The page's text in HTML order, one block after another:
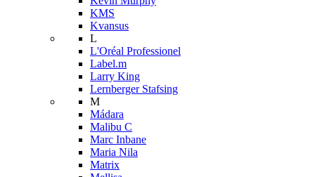
KMS
Kvansus
L
L'Oréal Professionel
Label.m
Larry King
Lernberger Stafsing
M
Mádara
Malibu C
Marc Inbane
Maria Nila
Matrix